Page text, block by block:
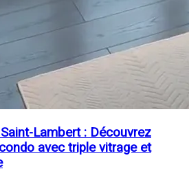
Lambert : Découvrez
avec triple vitrage et